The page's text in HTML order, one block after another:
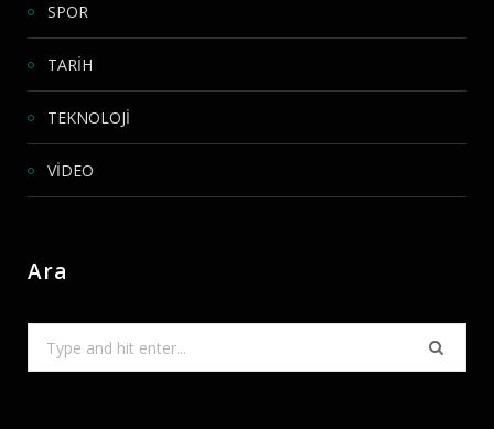
SPOR
TARİH
TEKNOLOJİ
VİDEO
Ara